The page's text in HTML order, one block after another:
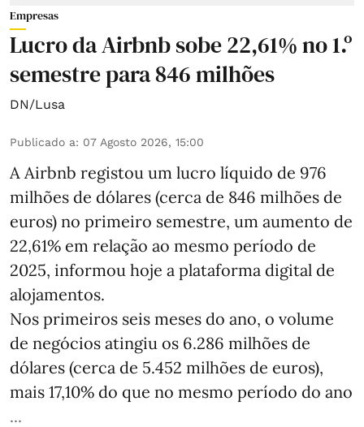
Empresas
Lucro da Airbnb sobe 22,61% no 1.º
semestre para 846 milhões
DN/Lusa
Publicado a: 07 Agosto 2026, 15:00
A Airbnb registou um lucro líquido de 976
milhões de dólares (cerca de 846 milhões de
euros) no primeiro semestre, um aumento de
22,61% em relação ao mesmo período de
2025, informou hoje a plataforma digital de
alojamentos.
Nos primeiros seis meses do ano, o volume
de negócios atingiu os 6.286 milhões de
dólares (cerca de 5.452 milhões de euros),
mais 17,10% do que no mesmo período do ano
...